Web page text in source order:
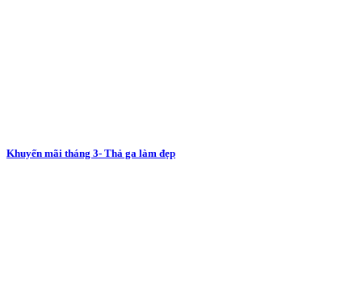
Khuyến mãi tháng 3- Thả ga làm đẹp